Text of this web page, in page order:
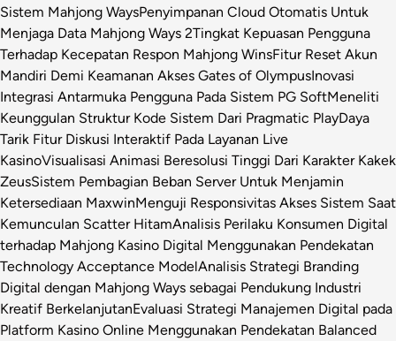
Sistem Mahjong WaysPenyimpanan Cloud Otomatis Untuk
Menjaga Data Mahjong Ways 2Tingkat Kepuasan Pengguna
Terhadap Kecepatan Respon Mahjong WinsFitur Reset Akun
Mandiri Demi Keamanan Akses Gates of OlympusInovasi
Integrasi Antarmuka Pengguna Pada Sistem PG SoftMeneliti
Keunggulan Struktur Kode Sistem Dari Pragmatic PlayDaya
Tarik Fitur Diskusi Interaktif Pada Layanan Live
KasinoVisualisasi Animasi Beresolusi Tinggi Dari Karakter Kakek
ZeusSistem Pembagian Beban Server Untuk Menjamin
Ketersediaan MaxwinMenguji Responsivitas Akses Sistem Saat
Kemunculan Scatter HitamAnalisis Perilaku Konsumen Digital
terhadap Mahjong Kasino Digital Menggunakan Pendekatan
Technology Acceptance ModelAnalisis Strategi Branding
Digital dengan Mahjong Ways sebagai Pendukung Industri
Kreatif BerkelanjutanEvaluasi Strategi Manajemen Digital pada
Platform Kasino Online Menggunakan Pendekatan Balanced